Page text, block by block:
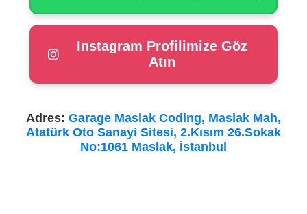
Instagram Profilimize Göz
Atın
Adres: Garage Maslak Coding, Maslak Mah,
Atatürk Oto Sanayi Sitesi, 2.Kısım 26.Sokak
No:1061 Maslak, İstanbul